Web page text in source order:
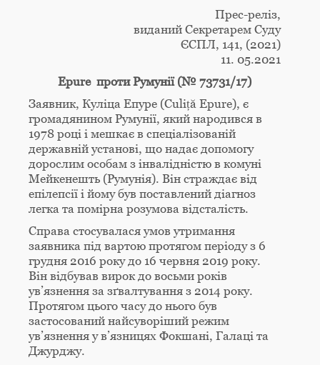
Прес-реліз,
виданий Секретарем Суду
ЄСПЛ, 141, (2021)
11. 05.2021
Epure проти Румунії (№ 73731/17)
Заявник, Куліца Епуре (Culiță Epure), є
громадянином Румунії, який народився в
1978 році і мешкає в спеціалізованій
державній установі, що надає допомогу
дорослим особам з інвалідністю в комуні
Мейкенешть (Румунія). Він страждає від
епілепсії і йому був поставлений діагноз
легка та помірна розумова відсталість.
Справа стосувалася умов утримання
заявника під вартою протягом періоду з 6
грудня 2016 року до 16 червня 2019 року.
Він відбував вирок до восьми років
ув’язнення за зґвалтування з 2014 року.
Протягом цього часу до нього був
застосований найсуворіший режим
ув’язнення у в’язницях Фокшані, Галаці та
Джурджу.